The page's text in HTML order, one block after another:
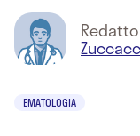
EMATOLOGIA